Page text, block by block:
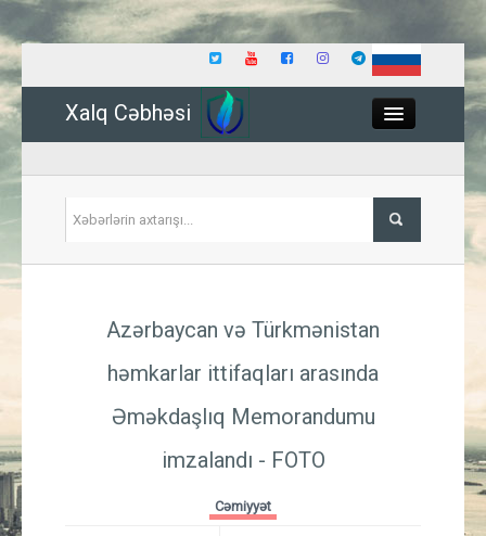
Xalq Cəbhəsi
İqtisadiyyat
Hadisə
Azərbaycan və Türkmənistan
həmkarlar ittifaqları arasında
Əməkdaşlıq Memorandumu
imzalandı - FOTO
Cəmiyyət